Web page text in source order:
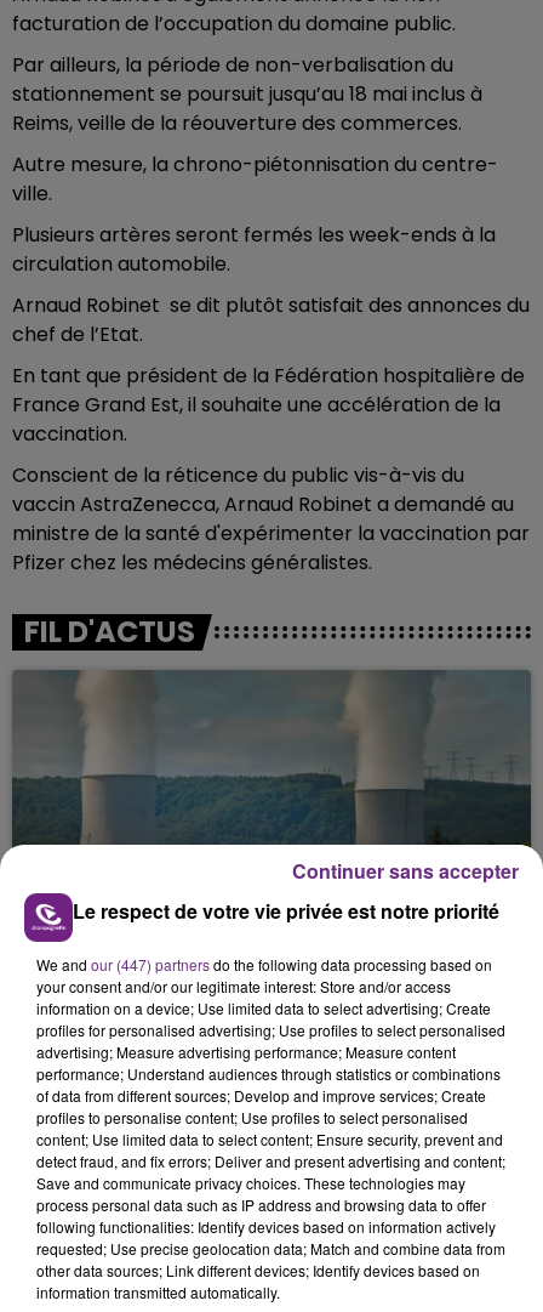
facturation de l’occupation du domaine public.
Par ailleurs, la période de non-verbalisation du
stationnement se poursuit jusqu’au 18 mai inclus à
Reims, veille de la réouverture des commerces.
Autre mesure, la chrono-piétonnisation du centre-
ville.
Plusieurs artères seront fermés les week-ends à la
circulation automobile.
Arnaud Robinet se dit plutôt satisfait des annonces du
chef de l’Etat.
En tant que président de la Fédération hospitalière de
France Grand Est, il souhaite une accélération de la
vaccination.
Conscient de la réticence du public vis-à-vis du
vaccin AstraZenecca, Arnaud Robinet a demandé au
ministre de la santé d'expérimenter la vaccination par
Pfizer chez les médecins généralistes.
FIL D'ACTUS
LA CENTRALE NUCLÉAIRE DE CHOOZ
TOUJOURS À L'ARRÊT
nucléaire ardennaise est à l'arrêt. Une situation
justifiée par la sécheresse intense qui est toujours
présente.
LE MAGASIN JOUÉCLUB DE REIMS FERME
SES PORTES
C'était l'une des institutions du centre-ville
rémois. Le magasin JouéClub est contraint de
Le respect de votre vie privée est notre priorité
We and our (447) partnersdo the following data processing based on
your consent and/or our legitimate interest: Store and/or access
information on a device; Use limited data to select advertising; Create
profiles for personalised advertising; Use profiles to select personalised
advertising; Measure advertising performance; Measure content
performance; Understand audiences through statistics or combinations
of data from different sources; Develop and improve services; Create
profiles to personalise content; Use profiles to select personalised
content; Use limited data to select content; Ensure security, prevent and
detect fraud, and fix errors; Deliver and present advertising and content;
Save and communicate privacy choices. These technologies may
process personal data such as IP address and browsing data to offer
following functionalities: Identify devices based on information actively
requested; Use precise geolocation data; Match and combine data from
other data sources; Link different devices; Identify devices based on
information transmitted automatically.
Continuer sans accepter